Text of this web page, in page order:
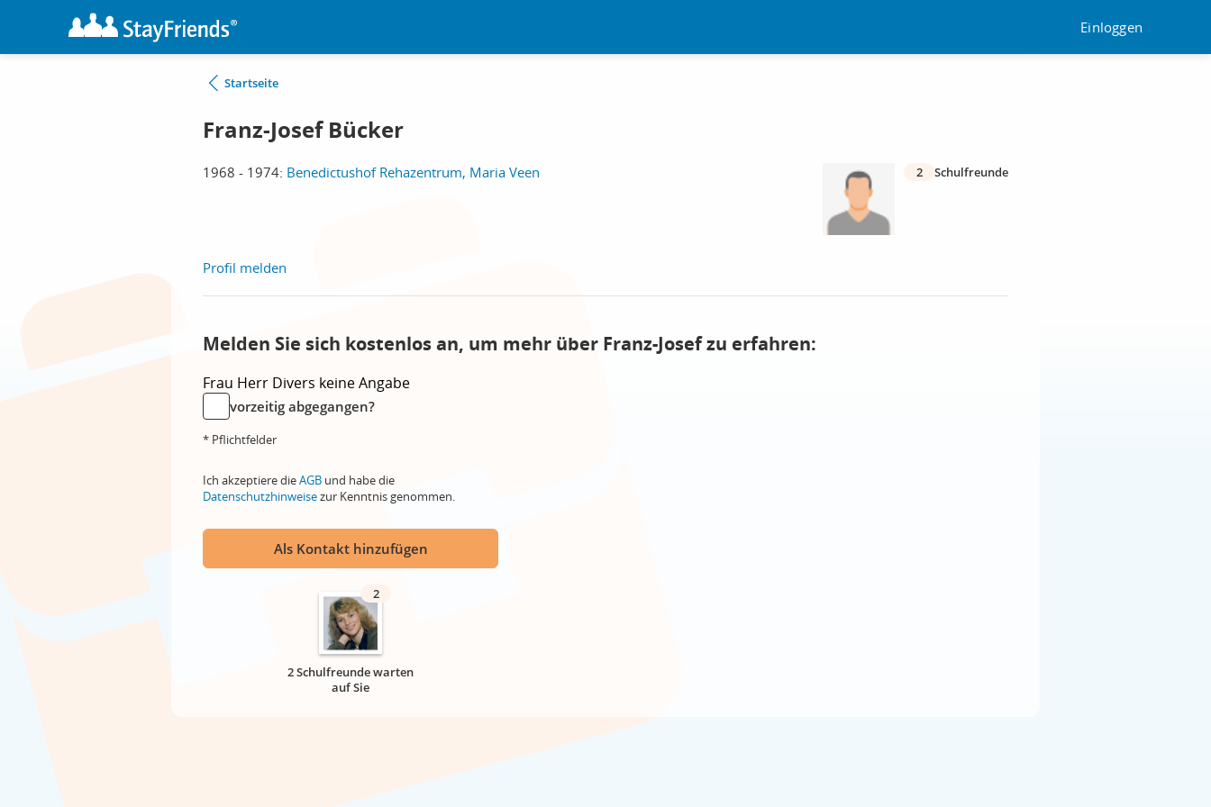
Einloggen
Startseite
Franz-Josef Bücker
1968 - 1974: Benedictushof Rehazentrum, Maria Veen 2 Schulfreunde
Profil melden
Melden Sie sich kostenlos an, um mehr über Franz-Josef zu erfahren:
Frau Herr Divers keine Angabe
vorzeitig abgegangen?
* Pflichtfelder
Ich akzeptiere dieAGB und habe die
Datenschutzhinweisezur Kenntnis genommen.
Als Kontakt hinzufügen
2
2 Schulfreunde warten
auf Sie